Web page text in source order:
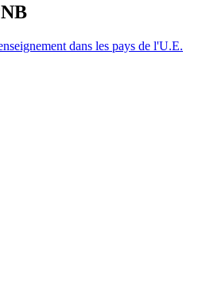
dans les pays de l'U.E.